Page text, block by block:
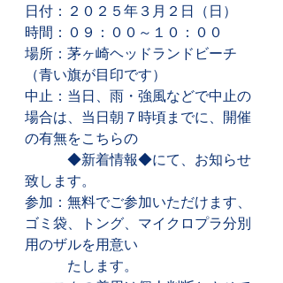
日付：２０２５年３月２日（日）
時間：０９：００～１０：００
場所：茅ヶ崎ヘッドランドビーチ
（青い旗が目印です）
中止：当日、雨・強風などで中止の
場合は、当日朝７時頃までに、開催
の有無をこちらの
◆新着情報◆にて、お知らせ
致します。
参加：無料でご参加いただけます、
ゴミ袋、トング、マイクロプラ分別
用のザルを用意い
たします。